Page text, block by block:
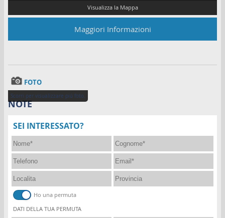
Maggiori Informazioni
FOTO
Scorri per visualizzare piú foto.
NOTE
SEI INTERESSATO?
Ho una permuta
DATI DELLA TUA PERMUTA